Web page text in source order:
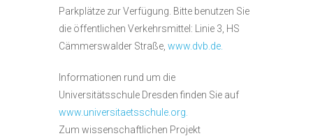
Parkplätze zur Verfügung. Bitte benutzen Sie
die öffentlichen Verkehrsmittel: Linie 3, HS
Cämmerswalder Straße, www.dvb.de.
Informationen rund um die
Universitätsschule Dresden finden Sie auf
www.universitaetsschule.org.
Zum wissenschaftlichen Projekt